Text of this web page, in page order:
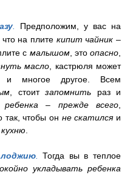
.
Предположим, у вас на
что на плите кипит чайник –
с малышом, этоопасно,
масло, кастрюля может
и многое другое. Всем
, стоит запомнить раз и
ребенка– прежде всего,
так, чтобы он не скатилсяи
кухню.
. Тогда вы в теплое
укладывать ребенка